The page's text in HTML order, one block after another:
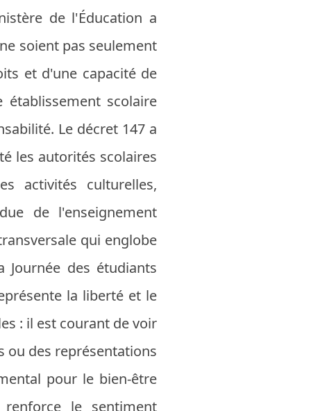
de l'Éducation a
soient pas seulement
et d'une capacité de
scolaire
Le décret 147 a
les autorités scolaires
activités culturelles,
de l'enseignement
qui englobe
des étudiants
la liberté et le
: il est courant de voir
ou des représentations
pour le bien-être
le sentiment